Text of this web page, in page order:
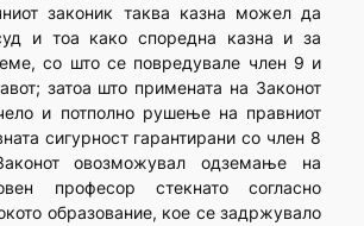
законик таква казна можел да
и тоа како споредна казна и за
со што се повредувале член 9 и
затоа што примената на Законот
и потполно рушење на правниот
сигурност гарантирани со член 8
овозможувал одземање на
професор стекнато согласно
образование, кое се задржувало